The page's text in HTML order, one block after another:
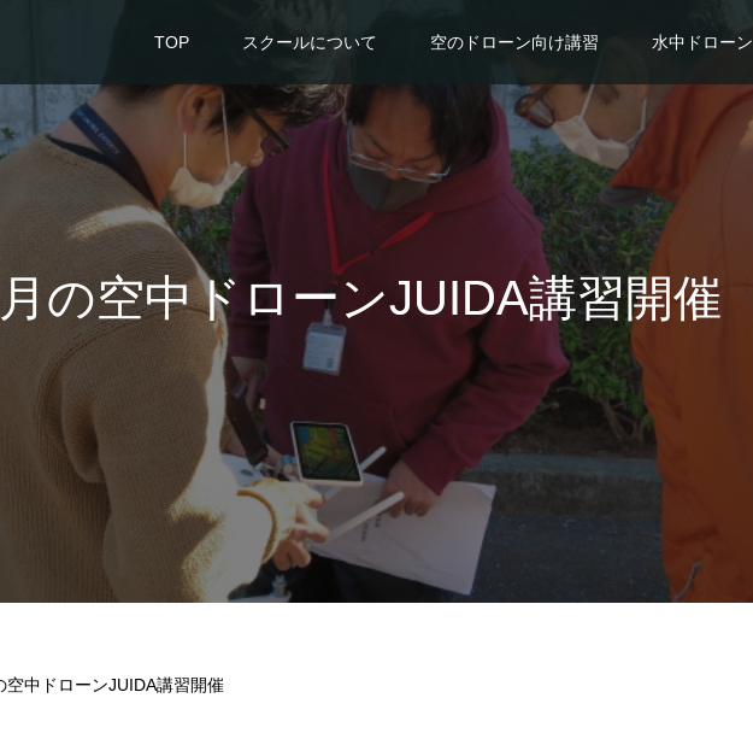
TOP スクールについて 空のドローン向け講習 水中ドローン
の空中ドローンJUIDA講習開催
空中ドローンJUIDA講習開催